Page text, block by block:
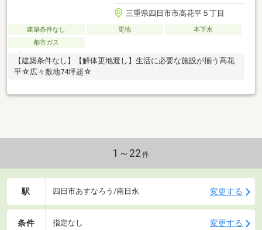
三重県四日市市高花平５丁目
建築条件なし 更地
本下水
都市ガス
【建築条件なし】【解体更地渡し】生活に必要な施設が揃う高花
平☆広々敷地74坪超☆
1～22 件
駅 四日市あすなろう/南日永 変更する
条件 指定なし 変更する